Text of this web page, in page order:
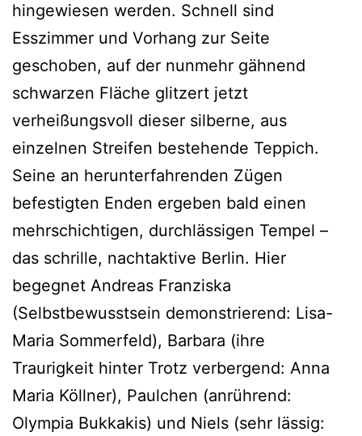
hingewiesen werden. Schnell sind
Esszimmer und Vorhang zur Seite
geschoben, auf der nunmehr gähnend
schwarzen Fläche glitzert jetzt
verheißungsvoll dieser silberne, aus
einzelnen Streifen bestehende Teppich.
Seine an herunterfahrenden Zügen
befestigten Enden ergeben bald einen
mehrschichtigen, durchlässigen Tempel –
das schrille, nachtaktive Berlin. Hier
begegnet Andreas Franziska
(Selbstbewusstsein demonstrierend: Lisa-
Maria Sommerfeld), Barbara (ihre
Traurigkeit hinter Trotz verbergend: Anna
Maria Köllner), Paulchen (anrührend:
Olympia Bukkakis) und Niels (sehr lässig: